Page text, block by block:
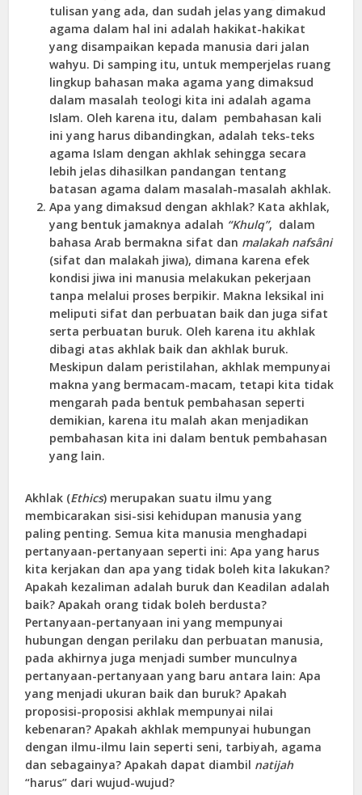
tulisan yang ada, dan sudah jelas yang dimakud
agama dalam hal ini adalah hakikat-hakikat
yang disampaikan kepada manusia dari jalan
wahyu. Di samping itu, untuk memperjelas ruang
lingkup bahasan maka agama yang dimaksud
dalam masalah teologi kita ini adalah agama
Islam. Oleh karena itu, dalam pembahasan kali
ini yang harus dibandingkan, adalah teks-teks
agama Islam dengan akhlak sehingga secara
lebih jelas dihasilkan pandangan tentang
batasan agama dalam masalah-masalah akhlak.
Apa yang dimaksud dengan akhlak? Kata akhlak,
yang bentuk jamaknya adalah “Khulq”, dalam
bahasa Arab bermakna sifat dan malakah nafsâni
(sifat dan malakah jiwa), dimana karena efek
kondisi jiwa ini manusia melakukan pekerjaan
tanpa melalui proses berpikir. Makna leksikal ini
meliputi sifat dan perbuatan baik dan juga sifat
serta perbuatan buruk. Oleh karena itu akhlak
dibagi atas akhlak baik dan akhlak buruk.
Meskipun dalam peristilahan, akhlak mempunyai
makna yang bermacam-macam, tetapi kita tidak
mengarah pada bentuk pembahasan seperti
demikian, karena itu malah akan menjadikan
pembahasan kita ini dalam bentuk pembahasan
yang lain.
Akhlak (Ethics) merupakan suatu ilmu yang
membicarakan sisi-sisi kehidupan manusia yang
paling penting. Semua kita manusia menghadapi
pertanyaan-pertanyaan seperti ini: Apa yang harus
kita kerjakan dan apa yang tidak boleh kita lakukan?
Apakah kezaliman adalah buruk dan Keadilan adalah
baik? Apakah orang tidak boleh berdusta?
Pertanyaan-pertanyaan ini yang mempunyai
hubungan dengan perilaku dan perbuatan manusia,
pada akhirnya juga menjadi sumber munculnya
pertanyaan-pertanyaan yang baru antara lain: Apa
yang menjadi ukuran baik dan buruk? Apakah
proposisi-proposisi akhlak mempunyai nilai
kebenaran? Apakah akhlak mempunyai hubungan
dengan ilmu-ilmu lain seperti seni, tarbiyah, agama
dan sebagainya? Apakah dapat diambil natijah
“harus” dari wujud-wujud?